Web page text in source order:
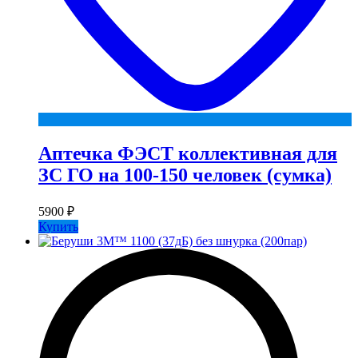
Аптечка ФЭСТ коллективная для
ЗС ГО на 100-150 человек (сумка)
5900 ₽
Купить